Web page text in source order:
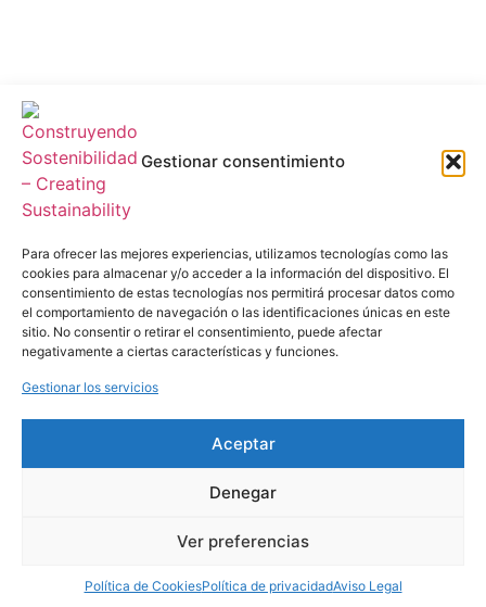
Gestionar consentimiento
Para ofrecer las mejores experiencias, utilizamos tecnologías como las
cookies para almacenar y/o acceder a la información del dispositivo. El
consentimiento de estas tecnologías nos permitirá procesar datos como
el comportamiento de navegación o las identificaciones únicas en este
sitio. No consentir o retirar el consentimiento, puede afectar
negativamente a ciertas características y funciones.
Gestionar los servicios
Aceptar
Denegar
Ver preferencias
Política de CookiesPolítica de privacidadAviso Legal